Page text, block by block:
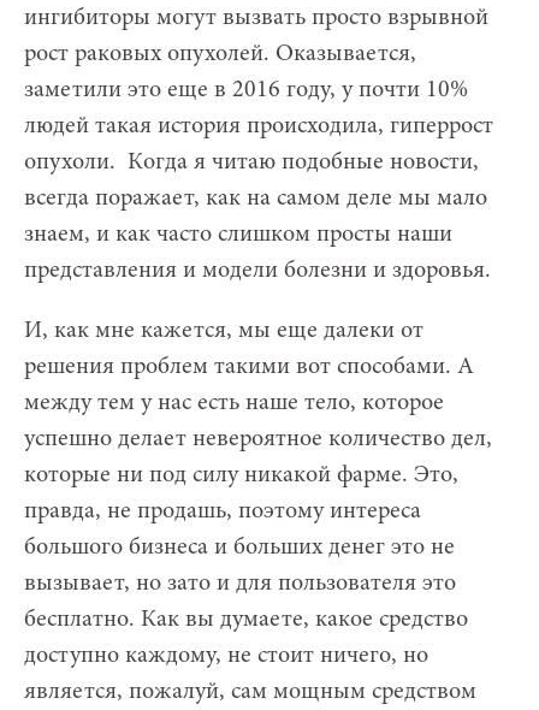
ингибиторы могут вызвать просто взрывной
рост раковых опухолей. Оказывается,
заметили это еще в 2016 году, у почти 10%
людей такая история происходила, гиперрост
опухоли. Когда я читаю подобные новости,
всегда поражает, как на самом деле мы мало
знаем, и как часто слишком просты наши
представления и модели болезни и здоровья.
И, как мне кажется, мы еще далеки от
решения проблем такими вот способами. А
между тем у нас есть наше тело, которое
успешно делает невероятное количество дел,
которые ни под силу никакой фарме. Это,
правда, не продашь, поэтому интереса
большого бизнеса и больших денег это не
вызывает, но зато и для пользователя это
бесплатно. Как вы думаете, какое средство
доступно каждому, не стоит ничего, но
является, пожалуй, сам мощным средством